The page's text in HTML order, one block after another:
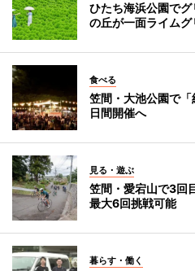
ひたち海浜公園で
の丘が一面ライムグ
食べる
笠間・大池公園で
日間開催へ
見る・遊ぶ
笠間・愛宕山で3回
最大6回挑戦可能
暮らす・働く